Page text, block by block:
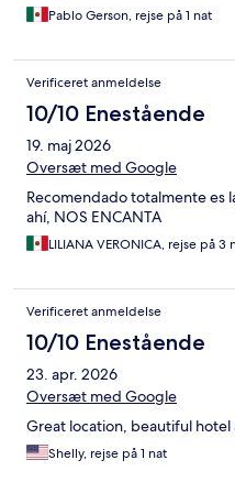
Pablo Gerson, rejse på 1 nat
Verificeret anmeldelse
10/10 Enestående
19. maj 2026
Oversæt med Google
Recomendado totalmente es
ahí, NOS ENCANTA
LILIANA VERONICA, rejse på
Verificeret anmeldelse
10/10 Enestående
23. apr. 2026
Oversæt med Google
Great location, beautiful hotel
Shelly, rejse på 1 nat